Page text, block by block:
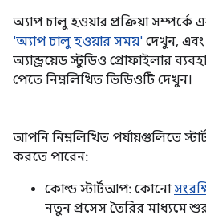
অ্যাপ চালু হওয়ার প্রক্রিয়া সম্পর্কে
'অ্যাপ চালু হওয়ার সময়' দেখুন, এবং
অ্যান্ড্রয়েড স্টুডিও প্রোফাইলার
পেতে নিম্নলিখিত ভিডিওটি দেখুন।
আপনি নিম্নলিখিত পর্যায়গুলিতে
করতে পারেন:
কোল্ড স্টার্টআপ: কোনো
নতুন প্রসেস তৈরির মাধ্যমে